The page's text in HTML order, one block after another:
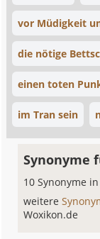
vor Müdigkeit
die nötige
einen toten
im Tran sein
Synonyme
10 Synonyme
weitere
Woxikon.de